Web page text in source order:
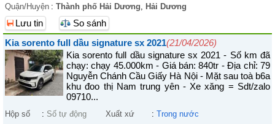
Quận/Huyện : Thành phố Hải Dương, Hải Dương
Lưu tin
So sánh
Kia sorento full dầu signature sx 2021(21/04/2026)
Kia sorento full dầu signature sx 2021 - Số km đã
chạy: chạy 45.000km - Giá bán: 840tr - Địa chỉ: 79
Nguyễn Chánh Cầu Giấy Hà Nội - Mặt sau toà b6a
khu đoo thị Nam trung yên - Xe xăng = Sdt/zalo
09710...
Hộp số : Số tự động Xuất xứ : Trong nước